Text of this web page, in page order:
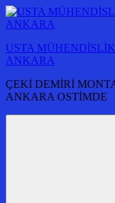
İçeriğe
atla
USTA
ANKARA
ÇEKİ DEMİRİ
ANKARA OSTİMDE